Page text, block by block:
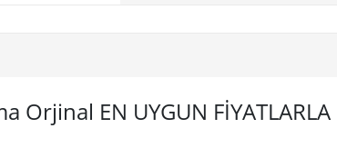
Orjinal EN UYGUN FİYATLARLA